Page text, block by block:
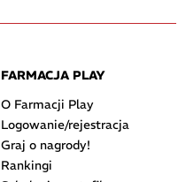
FARMACJA PLAY
O Farmacji Play
Logowanie/rejestracja
Graj o nagrody!
Rankingi